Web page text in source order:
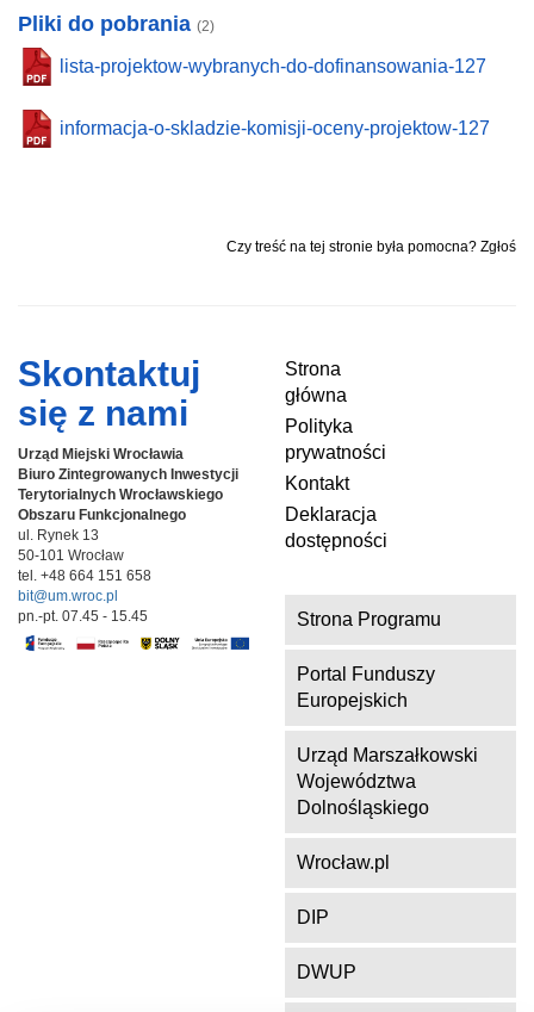
Pliki do pobrania (2)
lista-projektow-wybranych-do-dofinansowania-127
informacja-o-skladzie-komisji-oceny-projektow-127
Czy treść na tej stronie była pomocna? Zgłoś
Skontaktuj
się z nami
Urząd Miejski Wrocławia
Biuro Zintegrowanych Inwestycji
Terytorialnych Wrocławskiego
Obszaru Funkcjonalnego
ul. Rynek 13
50-101 Wrocław
tel. +48 664 151 658
bit@um.wroc.pl
pn.-pt. 07.45 - 15.45
Strona
główna
Polityka
prywatności
Kontakt
Deklaracja
dostępności
Strona Programu
Portal Funduszy
Europejskich
Urząd Marszałkowski
Województwa
Dolnośląskiego
Wrocław.pl
DIP
DWUP